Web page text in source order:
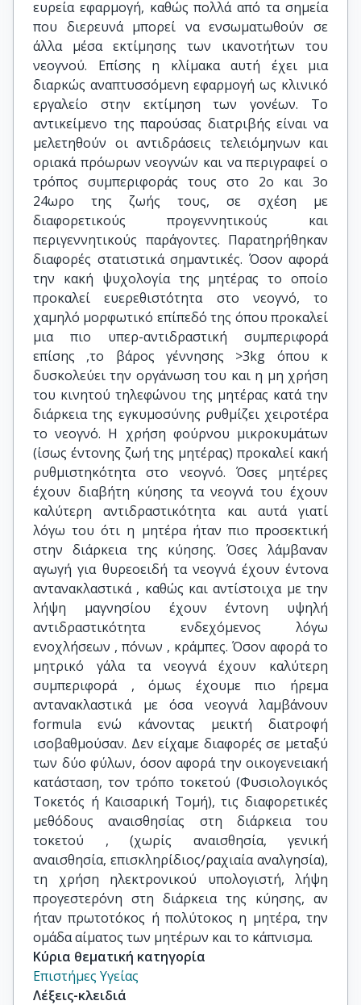
ευρεία εφαρμογή, καθώς πολλά από τα σημεία
που διερευνά μπορεί να ενσωματωθούν σε
άλλα μέσα εκτίμησης των ικανοτήτων του
νεογνού. Επίσης η κλίμακα αυτή έχει μια
διαρκώς αναπτυσσόμενη εφαρμογή ως κλινικό
εργαλείο στην εκτίμηση των γονέων. Το
αντικείμενο της παρούσας διατριβής είναι να
μελετηθούν οι αντιδράσεις τελειόμηνων και
οριακά πρόωρων νεογνών και να περιγραφεί ο
τρόπος συμπεριφοράς τους στο 2ο και 3ο
24ωρο της ζωής τους, σε σχέση µε
διαφορετικούς προγεννητικούς και
περιγεννητικούς παράγοντες. Παρατηρήθηκαν
διαφορές στατιστικά σημαντικές. Όσον αφορά
την κακή ψυχολογία της μητέρας το οποίο
προκαλεί ευερεθιστότητα στο νεογνό, το
χαμηλό μορφωτικό επίπεδό της όπου προκαλεί
μια πιο υπερ-αντιδραστική συμπεριφορά
επίσης ,το βάρος γέννησης >3kg όπου κ
δυσκολεύει την οργάνωση του και η μη χρήση
του κινητού τηλεφώνου της μητέρας κατά την
διάρκεια της εγκυμοσύνης ρυθμίζει χειροτέρα
το νεογνό. Η χρήση φούρνου μικροκυμάτων
(ίσως έντονης ζωή της μητέρας) προκαλεί κακή
ρυθμιστηκότητα στο νεογνό. Όσες μητέρες
έχουν διαβήτη κύησης τα νεογνά του έχουν
καλύτερη αντιδραστικότητα και αυτά γιατί
λόγω του ότι η μητέρα ήταν πιο προσεκτική
στην διάρκεια της κύησης. Όσες λάμβαναν
αγωγή για θυρεοειδή τα νεογνά έχουν έντονα
αντανακλαστικά , καθώς και αντίστοιχα με την
λήψη μαγνησίου έχουν έντονη υψηλή
αντιδραστικότητα ενδεχόμενος λόγω
ενοχλήσεων , πόνων , κράμπες. Όσον αφορά το
μητρικό γάλα τα νεογνά έχουν καλύτερη
συμπεριφορά , όμως έχουμε πιο ήρεμα
αντανακλαστικά με όσα νεογνά λαμβάνουν
formula ενώ κάνοντας μεικτή διατροφή
ισοβαθμούσαν. Δεν είχαμε διαφορές σε μεταξύ
των δύο φύλων, όσον αφορά την οικογενειακή
κατάσταση, τον τρόπο τοκετού (Φυσιολογικός
Τοκετός ή Καισαρική Τομή), τις διαφορετικές
μεθόδους αναισθησίας στη διάρκεια του
τοκετού , (χωρίς αναισθησία, γενική
αναισθησία, επισκληρίδιος/ραχιαία αναλγησία),
τη χρήση ηλεκτρονικού υπολογιστή, λήψη
προγεστερόνη στη διάρκεια της κύησης, αν
ήταν πρωτοτόκος ή πολύτοκος η μητέρα, την
ομάδα αίματος των μητέρων και το κάπνισμα.
Κύρια θεματική κατηγορία
Επιστήμες Υγείας
Λέξεις-κλειδιά